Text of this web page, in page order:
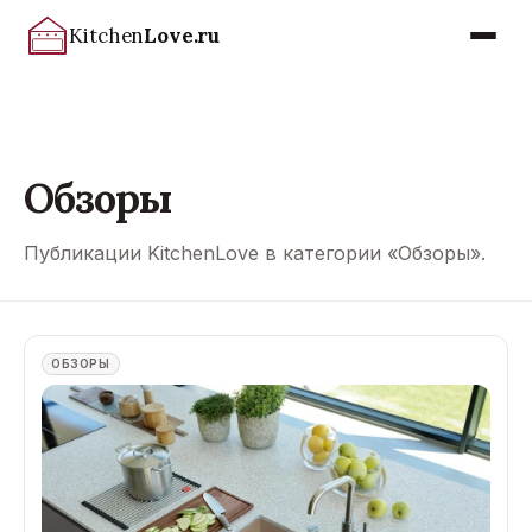
KitchenLove.ru
Обзоры
Публикации KitchenLove в категории «Обзоры».
ОБЗОРЫ